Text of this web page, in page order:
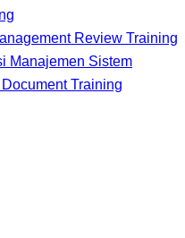
Review Training
Manajemen Sistem
Training